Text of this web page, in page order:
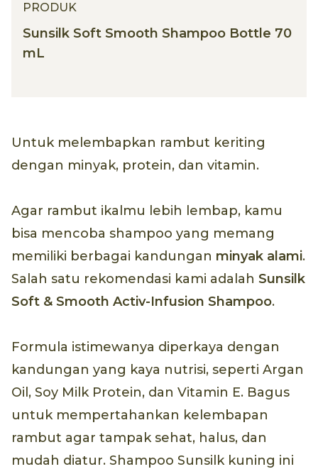
PRODUK
Sunsilk Soft Smooth Shampoo Bottle 70
mL
Untuk melembapkan rambut keriting
dengan minyak, protein, dan vitamin.
Agar rambut ikalmu lebih lembap, kamu
bisa mencoba shampoo yang memang
memiliki berbagai kandungan minyak alami.
Salah satu rekomendasi kami adalah Sunsilk
Soft & Smooth Activ-Infusion Shampoo.
Formula istimewanya diperkaya dengan
kandungan yang kaya nutrisi, seperti Argan
Oil, Soy Milk Protein, dan Vitamin E. Bagus
untuk mempertahankan kelembapan
rambut agar tampak sehat, halus, dan
mudah diatur. Shampoo Sunsilk kuning ini